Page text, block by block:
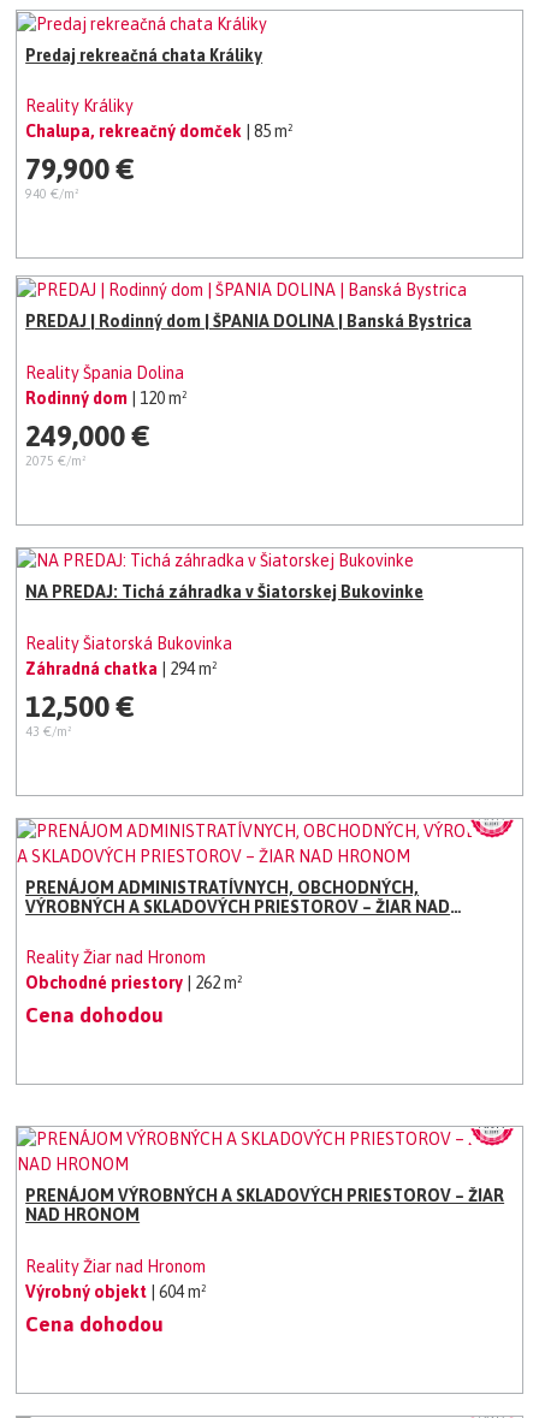
Predaj rekreačná chata Králiky
Reality Králiky
Chalupa, rekreačný domček
| 85 m²
79,900 €
940 €/m²
PREDAJ | Rodinný dom | ŠPANIA DOLINA | Banská Bystrica
Reality Špania Dolina
Rodinný dom
| 120 m²
249,000 €
2075 €/m²
NA PREDAJ: Tichá záhradka v Šiatorskej Bukovinke
Reality Šiatorská Bukovinka
Záhradná chatka
| 294 m²
12,500 €
43 €/m²
PRENÁJOM ADMINISTRATÍVNYCH, OBCHODNÝCH,
VÝROBNÝCH A SKLADOVÝCH PRIESTOROV – ŽIAR NAD
Reality Žiar nad Hronom
Obchodné priestory
| 262 m²
Cena dohodou
PRENÁJOM VÝROBNÝCH A SKLADOVÝCH PRIESTOROV – ŽIAR
NAD HRONOM
Reality Žiar nad Hronom
Výrobný objekt
| 604 m²
Cena dohodou